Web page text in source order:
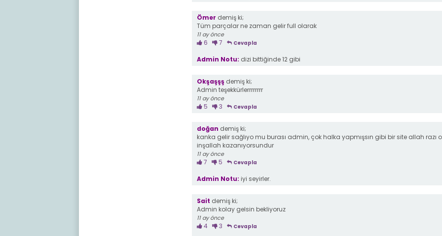
Ömer demiş ki;
Tüm parçalar ne zaman gelir full olarak
11 ay önce
6 7 Cevapla
Admin Notu: dizi bittiğinde 12 gibi
Okşaşşş demiş ki;
Admin teşekkürlerrrrrrrr
11 ay önce
5 3 Cevapla
doğan demiş ki;
kanka gelir sağlıyo mu burası admin, çok halka yapmışsın gibi bir site allah razı
inşallah kazanıyorsundur
11 ay önce
7 5 Cevapla
Admin Notu: iyi seyirler.
Sait demiş ki;
Admin kolay gelsin bekliyoruz
11 ay önce
4 3 Cevapla